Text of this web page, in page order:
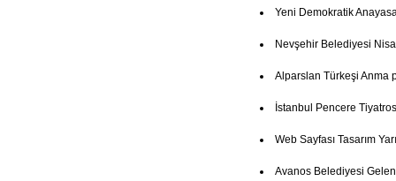
Yeni Demokratik
Nevşehir Belediyesi
Alparslan Türkeşi Anma
İstanbul Pencere
Web Sayfası Tasarım
Avanos Belediyesi